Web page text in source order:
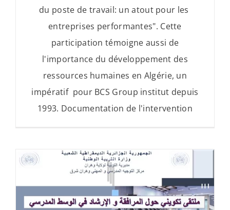
du poste de travail: un atout pour les
entreprises performantes". Cette
participation témoigne aussi de
l'importance du développement des
ressources humaines en Algérie, un
impératif pour BCS Group institut depuis
1993. Documentation de l'intervention